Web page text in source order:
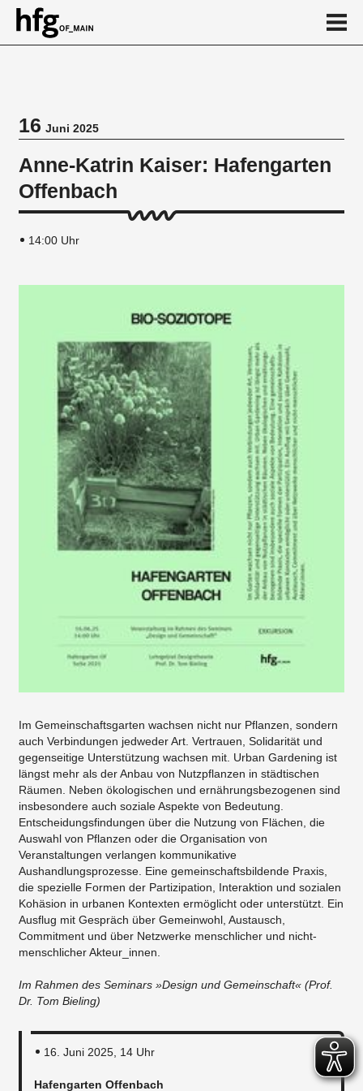
16Juni 2025
Anne-Katrin Kaiser: Hafengarten
Offenbach
14:00 Uhr
Im Gemeinschaftsgarten wachsen nicht nur Pflanzen, sondern
auch Verbindungen jedweder Art. Vertrauen, Solidarität und
gegenseitige Unterstützung wachsen mit. Urban Gardening ist
längst mehr als der Anbau von Nutzpflanzen in städtischen
Räumen. Neben ökologischen und ernährungsbezogenen sind
insbesondere auch soziale Aspekte von Bedeutung.
Entscheidungsfindungen über die Nutzung von Flächen, die
Auswahl von Pflanzen oder die Organisation von
Veranstaltungen verlangen kommunikative
Aushandlungsprozesse. Eine gemeinschaftsbildende Praxis,
die spezielle Formen der Partizipation, Interaktion und sozialen
Kohäsion in urbanen Kontexten ermöglicht oder unterstützt. Ein
Ausflug mit Gespräch über Gemeinwohl, Austausch,
Commitment und über Netzwerke menschlicher und nicht-
menschlicher Akteur_innen.
Im Rahmen des Seminars »Design und Gemeinschaft« (Prof.
Dr. Tom Bieling)
16. Juni 2025, 14 Uhr
Hafengarten Offenbach